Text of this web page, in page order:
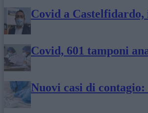
Covid a
Covid, 601 tamponi
Nuovi casi di contagio: